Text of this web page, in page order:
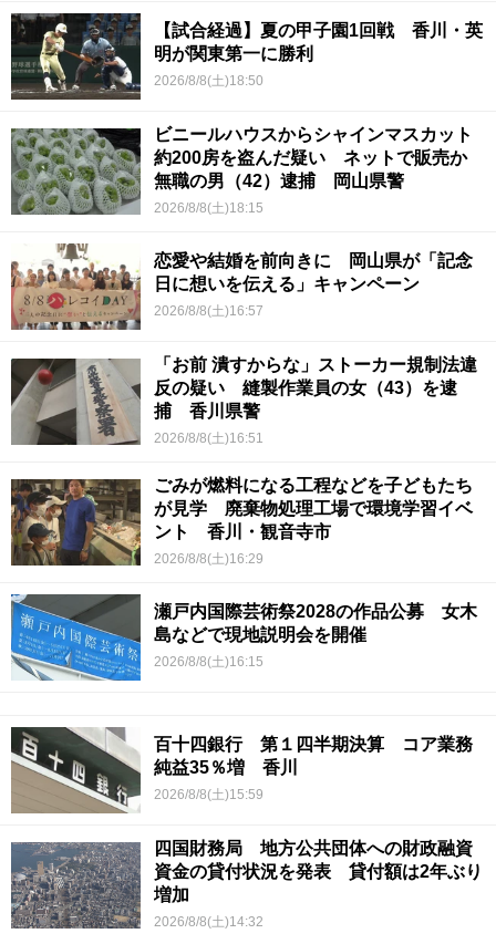
【試合経過】夏の甲子園1回戦 香川・英
明が関東第一に勝利
2026/8/8(土)18:50
ビニールハウスからシャインマスカット
約200房を盗んだ疑い ネットで販売か
無職の男（42）逮捕 岡山県警
2026/8/8(土)18:15
恋愛や結婚を前向きに 岡山県が「記念
日に想いを伝える」キャンペーン
2026/8/8(土)16:57
「お前 潰すからな」ストーカー規制法違
反の疑い 縫製作業員の女（43）を逮
捕 香川県警
2026/8/8(土)16:51
ごみが燃料になる工程などを子どもたち
が見学 廃棄物処理工場で環境学習イベ
ント 香川・観音寺市
2026/8/8(土)16:29
瀬戸内国際芸術祭2028の作品公募 女木
島などで現地説明会を開催
2026/8/8(土)16:15
百十四銀行 第１四半期決算 コア業務
純益35％増 香川
2026/8/8(土)15:59
四国財務局 地方公共団体への財政融資
資金の貸付状況を発表 貸付額は2年ぶり
増加
2026/8/8(土)14:32